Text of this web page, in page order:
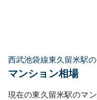
西武池袋線東久留米駅の
マンション相場
現在の東久留米駅のマ